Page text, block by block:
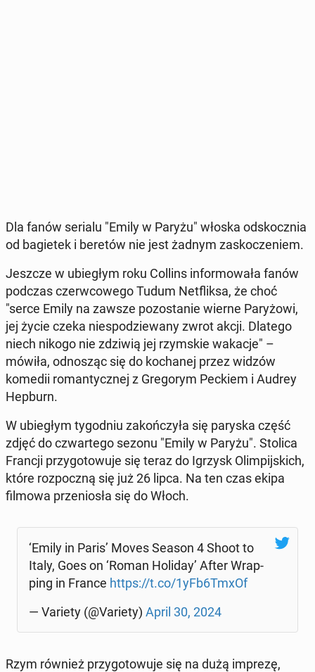
Dla fanów serialu "Emily w Paryżu" włoska od­skocz­nia
od ba­gie­tek i beretów nie jest żadnym za­sko­cze­niem.
Jeszcze w ubie­głym roku Collins in­for­mo­wa­ła fanów
podczas czerw­co­we­go Tudum Net­flik­sa, że choć
"serce Emily na zawsze po­zo­sta­nie wierne Pa­ry­żo­wi,
jej życie czeka nie­spo­dzie­wa­ny zwrot akcji. Dlatego
niech nikogo nie zdziwią jej rzym­skie wakacje" –
mówiła, od­no­sząc się do ko­cha­nej przez widzów
komedii ro­man­tycz­nej z Gre­go­rym Peckiem i Audrey
Hepburn.
W ubie­głym ty­go­dniu za­koń­czy­ła się paryska część
zdjęć do czwar­te­go sezonu "Emily w Paryżu". Stolica
Francji przy­go­to­wu­je się teraz do Igrzysk Olim­pij­skich,
które roz­pocz­ną się już 26 lipca. Na ten czas ekipa
filmowa prze­nio­sła się do Włoch.
‘Emily in Paris’ Moves Season 4 Shoot to
Italy, Goes on ‘Roman Holiday’ After Wrap­
ping in France https://t.co/1yFb6TmxOf
— Variety (@Variety) April 30, 2024
Rzym również przy­go­to­wu­je się na dużą imprezę,